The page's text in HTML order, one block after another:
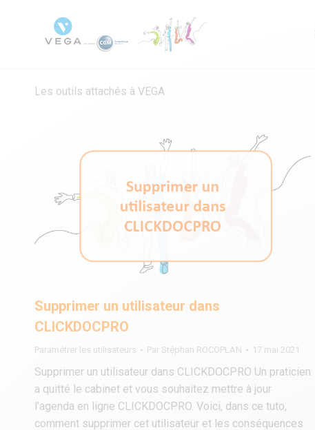
Les outils attachés à VEGA
Supprimer un utilisateur dans
CLICKDOCPRO
Paramétrer les utilisateurs Par Stéphan ROCOPLAN 17 mai 2021
Supprimer un utilisateur dans CLICKDOCPRO Un praticien
a quitté le cabinet et vous souhaitez mettre à jour
l’agenda en ligne CLICKDOCPRO. Voici, dans ce tuto,
comment supprimer cet utilisateur et les conséquences